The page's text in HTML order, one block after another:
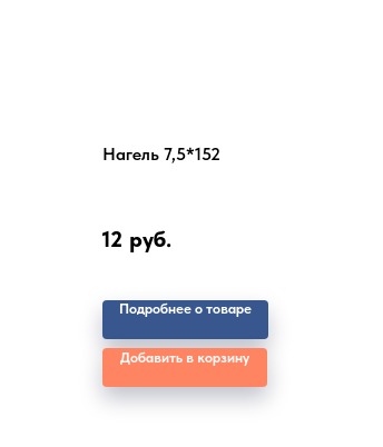
Нагель 7,5*152
12 руб.
Подробнее о товаре
Добавить в корзину